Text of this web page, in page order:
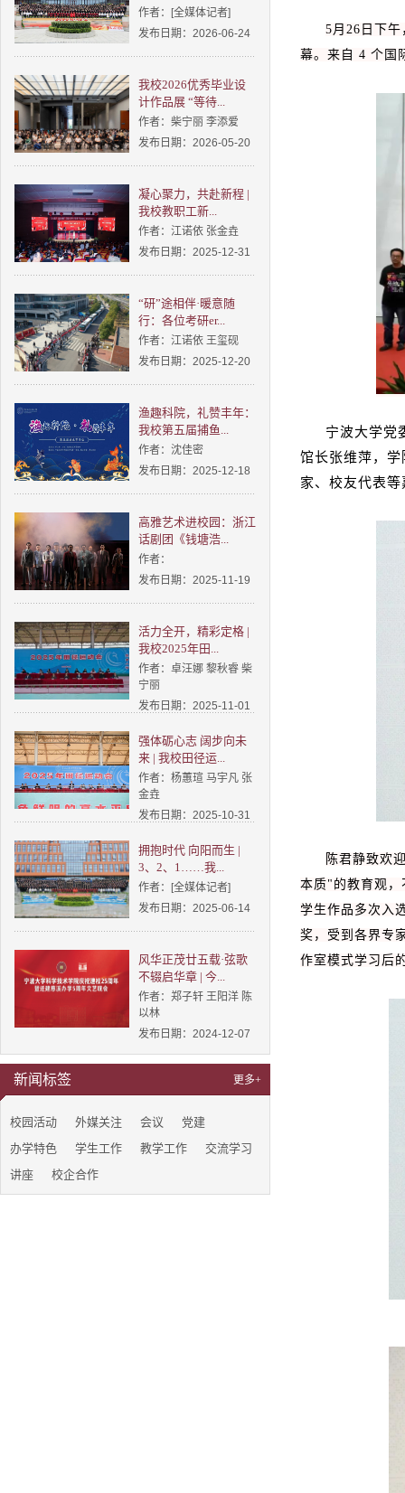
作者：[全媒体记者]
发布日期：2026-06-24
我校2026优秀毕业设
计作品展 “等待...
作者：柴宁丽 李添爱
发布日期：2026-05-20
凝心聚力，共赴新程 |
我校教职工新...
作者：江诺依 张金垚
发布日期：2025-12-31
“研”途相伴·暖意随
行：各位考研er...
作者：江诺依 王玺砚
发布日期：2025-12-20
渔趣科院，礼赞丰年：
我校第五届捕鱼...
作者：沈佳密
发布日期：2025-12-18
高雅艺术进校园：浙江
话剧团《钱塘浩...
作者：
发布日期：2025-11-19
活力全开，精彩定格 |
我校2025年田...
作者：卓汪娜 黎秋睿 柴
宁丽
发布日期：2025-11-01
强体砺心志 阔步向未
来 | 我校田径运...
作者：杨蕙瑄 马宇凡 张
金垚
发布日期：2025-10-31
拥抱时代 向阳而生 |
3、2、1……我...
作者：[全媒体记者]
发布日期：2025-06-14
风华正茂廿五载·弦歌
不辍启华章 | 今...
作者：郑子轩 王阳洋 陈
以林
发布日期：2024-12-07
新闻标签 更多+
校园活动 外媒关注 会议
党建
办学特色
学生工作 教学工作
交流学习
讲座
校企合作
5月26日下
幕。来自 4 个国
宁波大学党
馆长张维萍，
家、校友代表
陈君静致欢
本质"的教育观，
学生作品多次入
奖，受到各界专
作室模式学习后